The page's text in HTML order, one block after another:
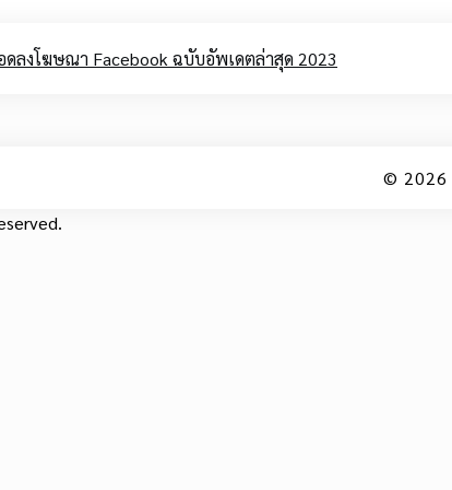
ดลงโฆษณา Facebook ฉบับอัพเดตล่าสุด 2023
© 2026